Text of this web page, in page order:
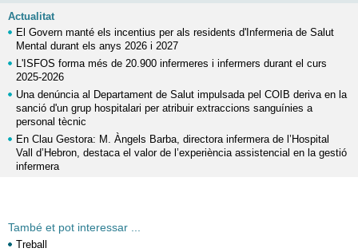
Actualitat
El Govern manté els incentius per als residents d'Infermeria de Salut
Mental durant els anys 2026 i 2027
L'ISFOS forma més de 20.900 infermeres i infermers durant el curs
2025-2026
Una denúncia al Departament de Salut impulsada pel COIB deriva en la
sanció d'un grup hospitalari per atribuir extraccions sanguínies a
personal tècnic
En Clau Gestora: M. Àngels Barba, directora infermera de l’Hospital
Vall d’Hebron, destaca el valor de l’experiència assistencial en la gestió
infermera
També et pot interessar ...
Treball